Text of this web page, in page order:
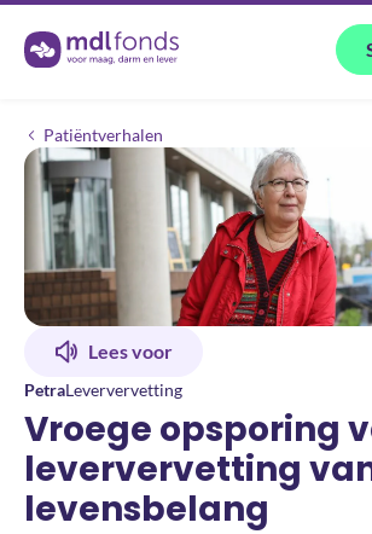
Terug naar de homepage
Patiëntverhalen
Vroege opsporing van leververvetting van
Lees voor
Vroege opsporing
leververvetting
levensbelang
PetraLeververvetting